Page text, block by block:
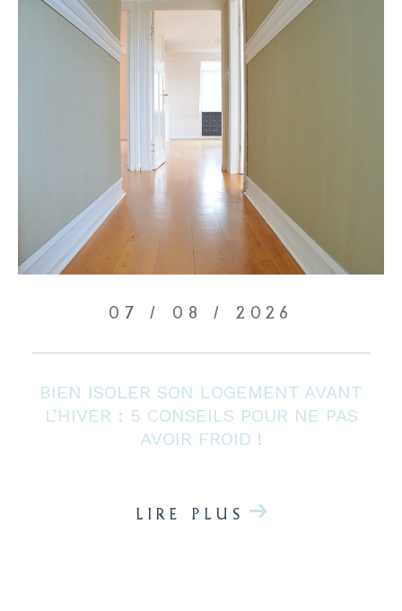
07 / 08 / 2026
BIEN ISOLER SON LOGEMENT AVANT
L’HIVER : 5 CONSEILS POUR NE PAS
AVOIR FROID !
LIRE PLUS